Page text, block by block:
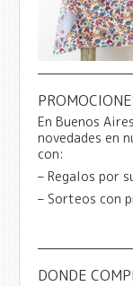
En Buenos
novedades en
con:
– Regalos por
– Sorteos con
DONDE